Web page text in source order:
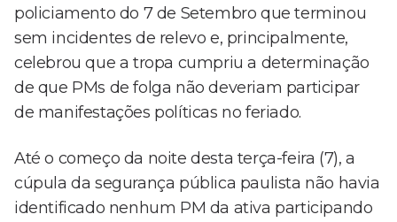
policiamento do 7 de Setembro que terminou
sem incidentes de relevo e, principalmente,
celebrou que a tropa cumpriu a determinação
de que PMs de folga não deveriam participar
de manifestações políticas no feriado.
Até o começo da noite desta terça-feira (7), a
cúpula da segurança pública paulista não havia
identificado nenhum PM da ativa participando